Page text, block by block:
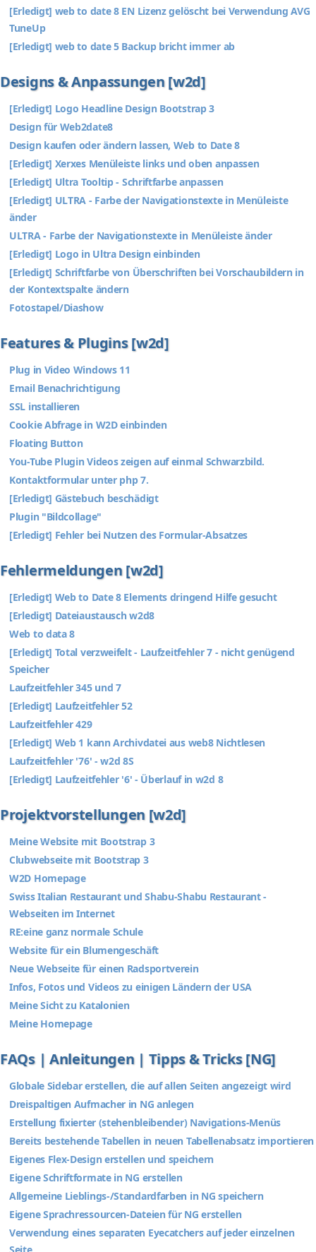
[Erledigt] web to date 8 EN Lizenz gelöscht bei Verwendung AVG
TuneUp
[Erledigt] web to date 5 Backup bricht immer ab
Designs & Anpassungen [w2d]
[Erledigt] Logo Headline Design Bootstrap 3
Design für Web2date8
Design kaufen oder ändern lassen, Web to Date 8
[Erledigt] Xerxes Menüleiste links und oben anpassen
[Erledigt] Ultra Tooltip - Schriftfarbe anpassen
[Erledigt] ULTRA - Farbe der Navigationstexte in Menüleiste
änder
ULTRA - Farbe der Navigationstexte in Menüleiste änder
[Erledigt] Logo in Ultra Design einbinden
[Erledigt] Schriftfarbe von Überschriften bei Vorschaubildern in
der Kontextspalte ändern
Fotostapel/Diashow
Features & Plugins [w2d]
Plug in Video Windows 11
Email Benachrichtigung
SSL installieren
Cookie Abfrage in W2D einbinden
Floating Button
You-Tube Plugin Videos zeigen auf einmal Schwarzbild.
Kontaktformular unter php 7.
[Erledigt] Gästebuch beschädigt
Plugin "Bildcollage"
[Erledigt] Fehler bei Nutzen des Formular-Absatzes
Fehlermeldungen [w2d]
[Erledigt] Web to Date 8 Elements dringend Hilfe gesucht
[Erledigt] Dateiaustausch w2d8
Web to data 8
[Erledigt] Total verzweifelt - Laufzeitfehler 7 - nicht genügend
Speicher
Laufzeitfehler 345 und 7
[Erledigt] Laufzeitfehler 52
Laufzeitfehler 429
[Erledigt] Web 1 kann Archivdatei aus web8 Nichtlesen
Laufzeitfehler '76' - w2d 8S
[Erledigt] Laufzeitfehler '6' - Überlauf in w2d 8
Projektvorstellungen [w2d]
Meine Website mit Bootstrap 3
Clubwebseite mit Bootstrap 3
W2D Homepage
Swiss Italian Restaurant und Shabu-Shabu Restaurant -
Webseiten im Internet
RE:eine ganz normale Schule
Website für ein Blumengeschäft
Neue Webseite für einen Radsportverein
Infos, Fotos und Videos zu einigen Ländern der USA
Meine Sicht zu Katalonien
Meine Homepage
FAQs | Anleitungen | Tipps & Tricks [NG]
Globale Sidebar erstellen, die auf allen Seiten angezeigt wird
Dreispaltigen Aufmacher in NG anlegen
Erstellung fixierter (stehenbleibender) Navigations-Menüs
Bereits bestehende Tabellen in neuen Tabellenabsatz importieren
Eigenes Flex-Design erstellen und speichern
Eigene Schriftformate in NG erstellen
Allgemeine Lieblings-/Standardfarben in NG speichern
Eigene Sprachressourcen-Dateien für NG erstellen
Verwendung eines separaten Eyecatchers auf jeder einzelnen